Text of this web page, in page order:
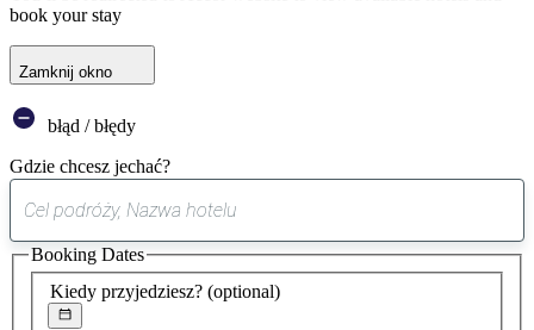
book your stay
Zamknij okno
błąd / błędy
Gdzie chcesz jechać?
sugestia
została
znaleziona
Kiedy przyjedziesz? (optional)
Booking Dates